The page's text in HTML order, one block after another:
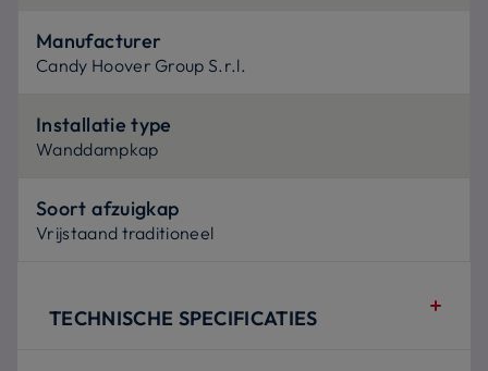
Manufacturer
Candy Hoover Group S.r.l.
Installatie type
Wanddampkap
Soort afzuigkap
Vrijstaand traditioneel
TECHNISCHE SPECIFICATIES